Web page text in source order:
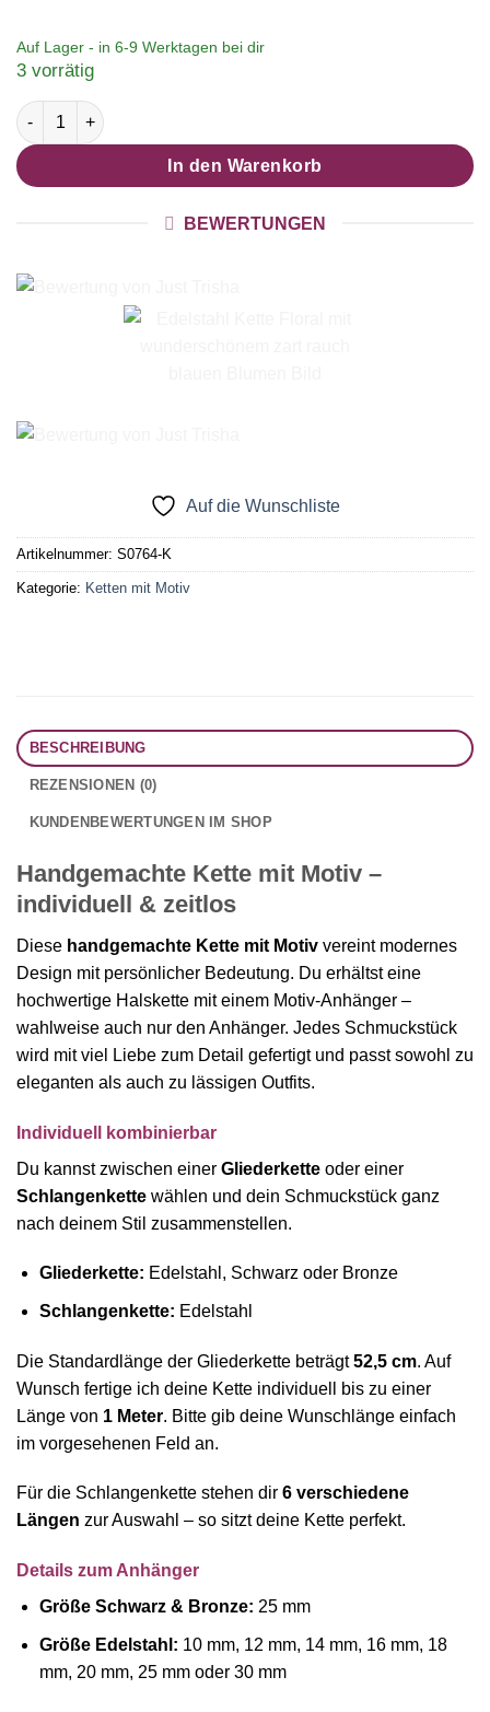
Auf Lager - in 6-9 Werktagen bei dir
3 vorrätig
Edelstahl Kette Floral mit wunderschönem zart rauch blauen
In den Warenkorb
BEWERTUNGEN
Auf die Wunschliste
Artikelnummer: S0764-K
Kategorie: Ketten mit Motiv
BESCHREIBUNG
REZENSIONEN (0)
KUNDENBEWERTUNGEN IM SHOP
Handgemachte Kette mit Motiv –
individuell & zeitlos
Diese handgemachte Kette mit Motiv vereint modernes
Design mit persönlicher Bedeutung. Du erhältst eine
hochwertige Halskette mit einem Motiv-Anhänger –
wahlweise auch nur den Anhänger. Jedes Schmuckstück
wird mit viel Liebe zum Detail gefertigt und passt sowohl zu
eleganten als auch zu lässigen Outfits.
Individuell kombinierbar
Du kannst zwischen einer Gliederkette oder einer
Schlangenkette wählen und dein Schmuckstück ganz
nach deinem Stil zusammenstellen.
Gliederkette: Edelstahl, Schwarz oder Bronze
Schlangenkette: Edelstahl
Die Standardlänge der Gliederkette beträgt52,5 cm. Auf
Wunsch fertige ich deine Kette individuell bis zu einer
Länge von 1 Meter. Bitte gib deine Wunschlänge einfach
im vorgesehenen Feld an.
Für die Schlangenkette stehen dir 6 verschiedene
Längen zur Auswahl – so sitzt deine Kette perfekt.
Details zum Anhänger
Größe Schwarz & Bronze: 25 mm
Größe Edelstahl: 10 mm, 12 mm, 14 mm, 16 mm, 18
mm, 20 mm, 25 mm oder 30 mm